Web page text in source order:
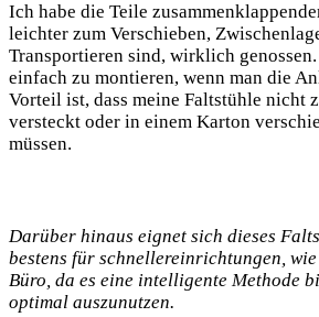
Ich habe die Teile
leichter⁤ zum ⁣Verschieben,⁤
Transportieren sind, wirklich
einfach zu montieren, wenn man ‌die⁢
Vorteil ist, dass⁣ meine Faltstühle nicht
versteckt⁢ oder in einem Karton
müssen.
Darüber hinaus eignet sich dieses
bestens für schnellereinrichtungen,
Büro, ⁢da es eine​ intelligente Methode‌
optimal auszunutzen.